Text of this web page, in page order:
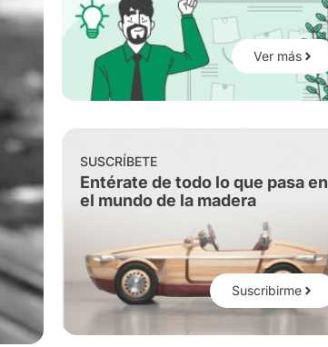
Ver más
SUSCRÍBETE
Entérate de todo lo que pasa en
el mundo de la madera
Suscribirme